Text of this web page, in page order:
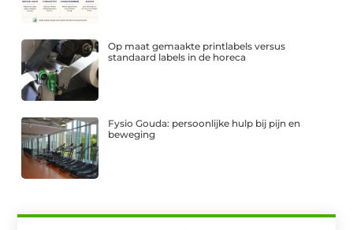
Op maat gemaakte printlabels versus
standaard labels in de horeca
Fysio Gouda: persoonlijke hulp bij pijn en
beweging